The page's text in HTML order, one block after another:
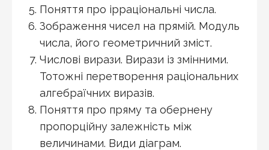
Поняття про ірраціональні числа.
Зображення чисел на прямій. Модуль
числа, його геометричний зміст.
Числові вирази. Вирази із змінними.
Тотожні перетворення раціональних
алгебраїчних виразів.
Поняття про пряму та обернену
пропорційну залежність між
величинами. Види діаграм.